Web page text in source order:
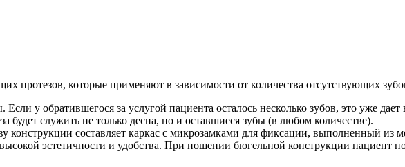
протезов, которые применяют в зависимости от количества отсутствующих
. Если у обратившегося за услугой пациента осталось несколько зубов, это уже
будет служить не только десна, но и оставшиеся зубы (в любом количестве).
конструкции составляет каркас с микрозамками для фиксации, выполненный из
эстетичности и удобства. При ношении бюгельной конструкции пациент